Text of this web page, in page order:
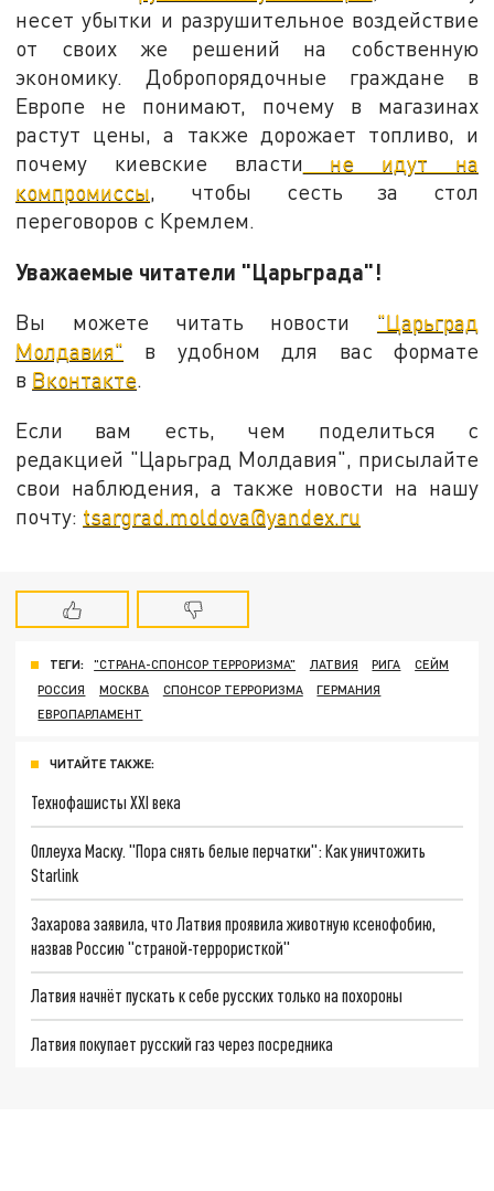
несет убытки и разрушительное воздействие
от своих же решений на собственную
экономику. Добропорядочные граждане в
Европе не понимают, почему в магазинах
растут цены, а также дорожает топливо, и
почему киевские власти не идут на
компромиссы, чтобы сесть за стол
переговоров с Кремлем.
Уважаемые читатели "Царьграда"!
Вы можете читать новости "Царьград
Молдавия" в удобном для вас формате
в Вконтакте.
Если вам есть, чем поделиться с
редакцией "Царьград Молдавия", присылайте
свои наблюдения, а также новости на нашу
почту: tsargrad.moldova@yandex.ru
ТЕГИ: "СТРАНА-СПОНСОР ТЕРРОРИЗМА" ЛАТВИЯ РИГА
СЕЙМ
РОССИЯ
МОСКВА СПОНСОР ТЕРРОРИЗМА
ГЕРМАНИЯ
ЕВРОПАРЛАМЕНТ
ЧИТАЙТЕ ТАКЖЕ:
Технофашисты XXI века
Оплеуха Маску. "Пора снять белые перчатки": Как уничтожить
Starlink
Захарова заявила, что Латвия проявила животную ксенофобию,
назвав Россию "страной-террористкой"
Латвия начнёт пускать к себе русских только на похороны
Латвия покупает русский газ через посредника